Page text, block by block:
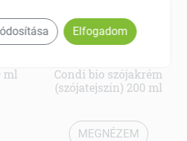
ml
Condi bio szójakrém
(szójatejszín) 200 ml
MEGNÉZEM
Elfogadom